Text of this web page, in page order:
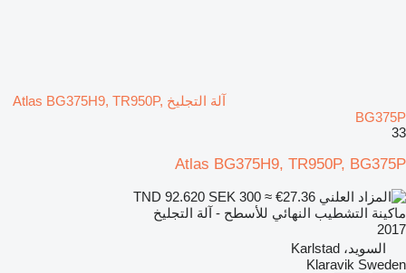
آلة التجليخ Atlas BG375H9, TR950P,
BG375P
33
Atlas BG375H9, TR950P, BG375P
SEK 300 ≈ €27.36
ماكينة التشطيب النهائي للأسطح - آلة التجليخ
2017
السويد، Karlstad
Klaravik Sweden